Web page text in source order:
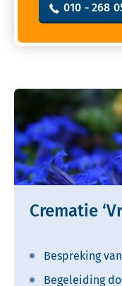
010 - 268
Crematie
Bespreking
Begeleiding